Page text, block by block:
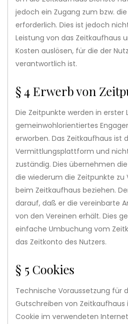
jedoch ein Zugang zum bzw.
erforderlich. Dies ist jedoch
Leistung von das Zeitkaufhaus
Kosten auslösen, für die der
verantwortlich ist.
§ 4 Erwerb von
Die Zeitpunkte werden in erster
gemeinwohlorientiertes
erworben. Das Zeitkaufhaus ist
Vermittlungsplattform und
zuständig. Dies übernehmen
die wiederum die Zeitpunkte zu
beim Zeitkaufhaus beziehen.
darauf, daß er die vereinbarte
von den Vereinen erhält. Dies
einfache Umbuchung vom
das Zeitkonto des Nutzers.
§ 5 Cookies
Technische Voraussetzung für
Gutschreiben von Zeitkaufhaus
Cookie im verwendeten